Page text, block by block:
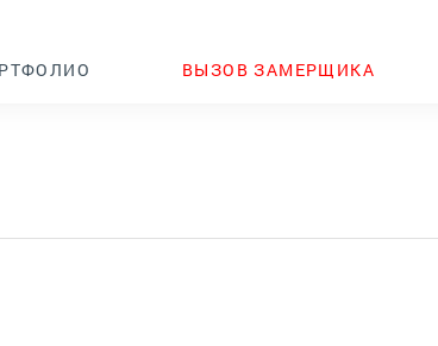
ВЫЗОВ ЗАМЕРЩИКА